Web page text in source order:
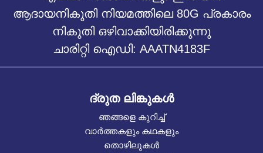
ആദായനികുതി നിയമത്തിലെ 80G പ്രകാരം
നികുതി ഒഴിവാക്കിയിരിക്കുന്നു
ചാരിറ്റി ഐഡി: AAATN4183F
ദ്രുത ലിങ്കുകൾ
ഞങ്ങളെ കുറിച്ച്
വാർത്തകളും കഥകളും
തൊഴിലുകൾ